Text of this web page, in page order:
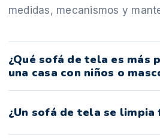
medidas, mecanismos y
¿Qué sofá de tela es más
una casa con niños o
¿Un sofá de tela se limpia